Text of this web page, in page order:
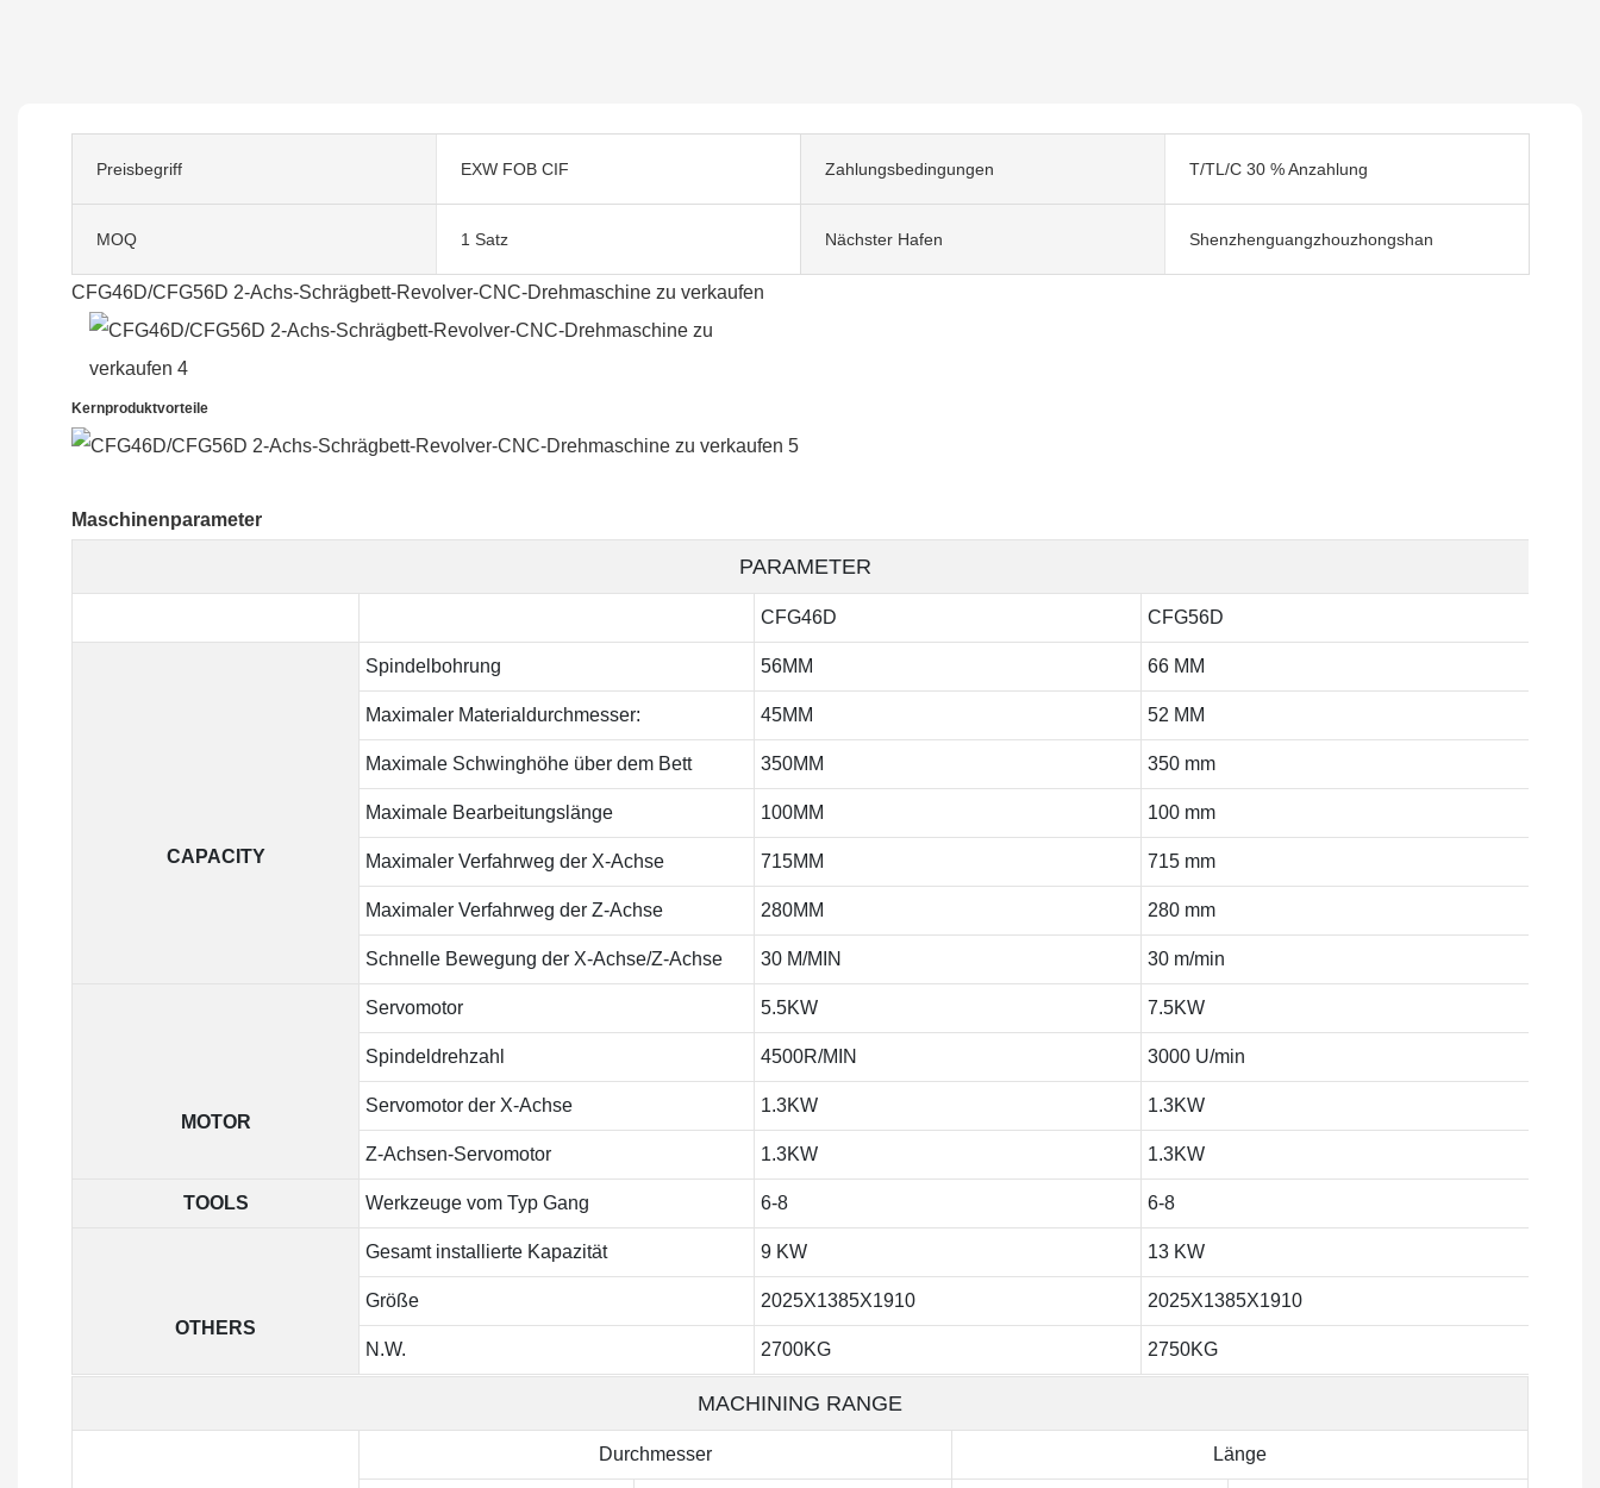
Preisbegriff EXW FOB CIF Zahlungsbedingungen T/TL/C 30 % Anzahlung
MOQ 1 Satz Nächster Hafen Shenzhenguangzhouzhongshan
CFG46D/CFG56D 2-Achs-Schrägbett-Revolver-CNC-Drehmaschine zu verkaufen
Kernproduktvorteile
Maschinenparameter
PARAMETER
CFG46D CFG56D
CAPACITY
Spindelbohrung 56MM 66 MM
Maximaler Materialdurchmesser: 45MM 52 MM
Maximale Schwinghöhe über dem Bett 350MM 350 mm
Maximale Bearbeitungslänge 100MM 100 mm
Maximaler Verfahrweg der X-Achse 715MM 715 mm
Maximaler Verfahrweg der Z-Achse 280MM 280 mm
Schnelle Bewegung der X-Achse/Z-Achse 30 M/MIN 30 m/min
MOTOR
Servomotor 5.5KW 7.5KW
Spindeldrehzahl 4500R/MIN 3000 U/min
Servomotor der X-Achse 1.3KW 1.3KW
Z-Achsen-Servomotor 1.3KW 1.3KW
TOOLS Werkzeuge vom Typ Gang 6-8 6-8
OTHERS
Gesamt installierte Kapazität 9 KW 13 KW
Größe 2025X1385X1910 2025X1385X1910
N.W. 2700KG 2750KG
MACHINING RANGE
Durchmesser Länge